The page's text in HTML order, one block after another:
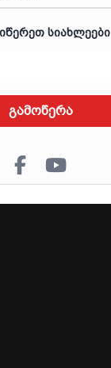
ᲡᲘᲐᲮᲚᲔᲔᲑᲘ
გამოწერა